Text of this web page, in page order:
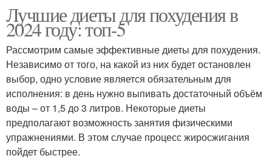
Лучшие диеты для похудения в
2024 году: топ-5
Рассмотрим самые эффективные диеты для похудения.
Независимо от того, на какой из них будет остановлен
выбор, одно условие является обязательным для
исполнения: в день нужно выпивать достаточный объём
воды – от 1,5 до 3 литров. Некоторые диеты
предполагают возможность занятия физическими
упражнениями. В этом случае процесс жиросжигания
пойдет быстрее.